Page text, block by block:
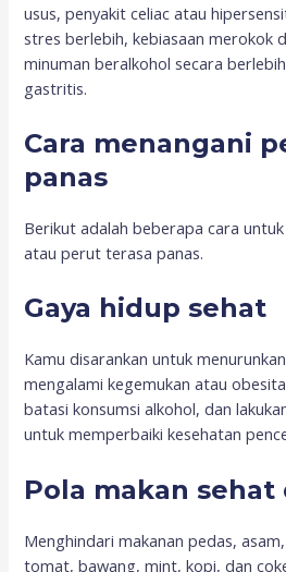
usus, penyakit celiac atau
stres berlebih, kebiasaan merokok
minuman beralkohol secara
gastritis.
Cara menangani
panas
Berikut adalah beberapa cara
atau perut terasa panas.
Gaya hidup sehat
Kamu disarankan untuk
mengalami kegemukan atau
batasi konsumsi alkohol, dan
untuk memperbaiki kesehatan
Pola makan sehat
Menghindari makanan pedas,
tomat, bawang, mint, kopi, dan